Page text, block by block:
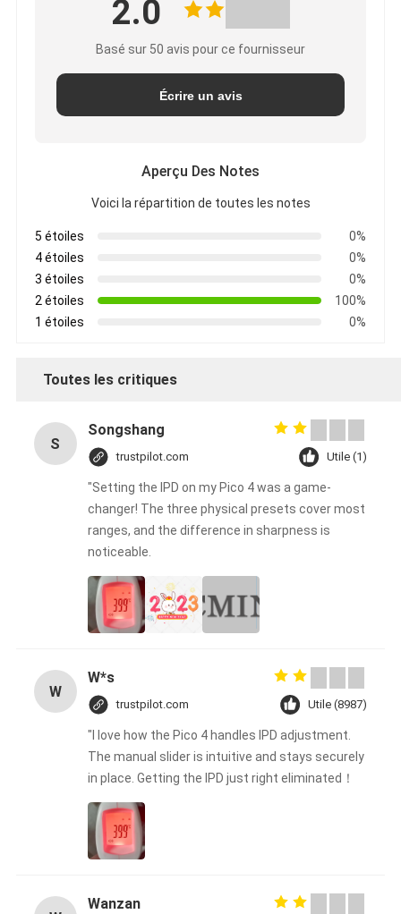
2.0
Basé sur 50 avis pour ce fournisseur
Écrire un avis
Aperçu Des Notes
Voici la répartition de toutes les notes
5 étoiles
0%
4 étoiles
0%
3 étoiles
0%
2 étoiles
100%
1 étoiles
0%
Toutes les critiques
S
Songshang
trustpilot.com Utile (1)
"Setting the IPD on my Pico 4 was a game-
changer! The three physical presets cover most
ranges, and the difference in sharpness is
noticeable.
W
W*s
trustpilot.com Utile (8987)
"I love how the Pico 4 handles IPD adjustment.
The manual slider is intuitive and stays securely
in place. Getting the IPD just right eliminated！
Wanzan